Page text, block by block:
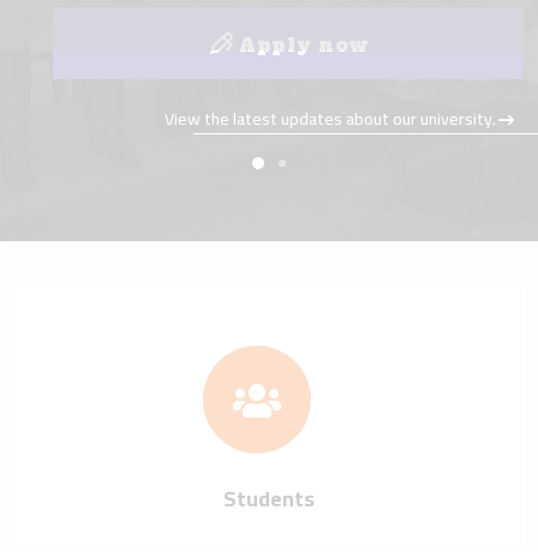
Apply now
View the latest updates about our university.
Students